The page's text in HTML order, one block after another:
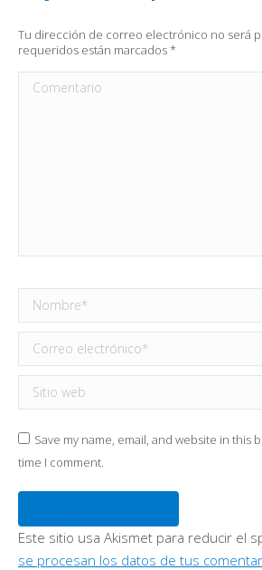
Tu dirección de correo electrónico no será
requeridos están marcados*
Comentario
Nombre *
Correo electrónico *
Sitio web
Save my name, email, and website in this
time I comment.
Este sitio usa Akismet para reducir el
se procesan los datos de tus